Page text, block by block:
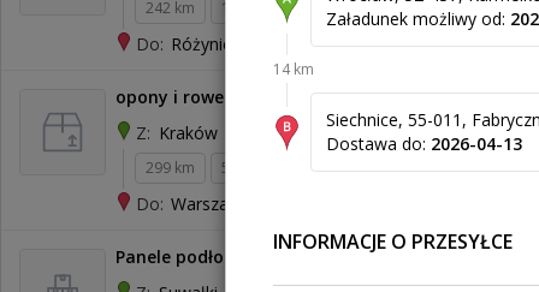
Załadunek możliwy od:
14 km
Siechnice, 55-011,
Dostawa do: 2026-04-13
INFORMACJE O PRZESYŁCE
242 km 10 320 kg 34 m³
Do: Różyniec
opony i rower
Z: Kraków
299 km 51 kg 0,94 m³ 150 zł
Do: Warszawa
Panele podłogowe